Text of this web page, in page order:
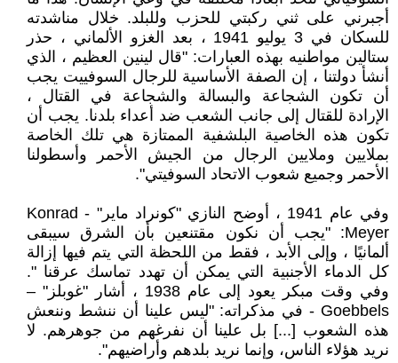
أجبرني على ثني ركبتي للحزب وللبلد. خلال مناشدته
للسكان في 3 يوليو 1941 ، بعد الغزو الألماني ، حذر
ستالين مواطنيه بهذه العبارات: "قال لينين العظيم ، الذي
أنشأ دولتنا ، إن الصفة الأساسية للرجال السوفييت يجب
أن تكون الشجاعة والبسالة والشجاعة في القتال ،
الإرادة للقتال إلى جانب الشعب ضد أعداء بلدنا. يجب أن
تكون هذه الخاصية البلشفية الممتازة هي تلك الخاصة
بملايين وملايين الرجال من الجيش الأحمر وأسطولنا
الأحمر وجميع شعوب الاتحاد السوفيتي".
وفي عام 1941 ، أوضح النازي "كونراد ماير" - Konrad
Meyer: "يجب أن نكون مقتنعين بأن الشرق سيبقى
ألمانيًا ، وإلى الأبد ، فقط من اللحظة التي يتم فيها إزالة
كل الدماء الأجنبية التي يمكن أن تهدد تماسك عرقنا ".
وفي وقت مبكر يعود إلى عام 1938 ، أشار "غوبلز" –
Goebbels - في مذكراته: "ليس علينا أن ننشط وننعش
هذه الشعوب [...] بل علينا أن نفرغهم من جوهرهم. لا
نريد هؤلاء الناس، وإنما نريد بلدهم وأراضيهم".